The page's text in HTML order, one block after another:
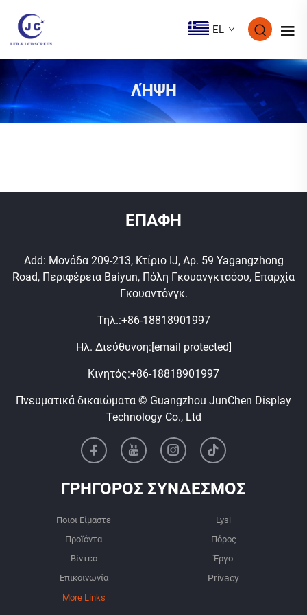
EL
ΛΉΨΗ
ΕΠΑΦΗ
Add: Μονάδα 209-213, Κτίριο IJ, Αρ. 59 Yagangzhong
Road, Περιφέρεια Baiyun, Πόλη Γκουανγκτσόου, Επαρχία
Γκουαντόνγκ.
Τηλ.:+86-18818901997
Ηλ. Διεύθυνση:[email protected]
Κινητός:+86-18818901997
Πνευματικά δικαιώματα © Guangzhou JunChen Display
Technology Co., Ltd
ΓΡΗΓΟΡΟΣ ΣΥΝΔΕΣΜΟΣ
Ποιοι Είμαστε
Lysi
Προϊόντα
Πόρος
Βίντεο
Έργο
Επικοινωνία
More Links